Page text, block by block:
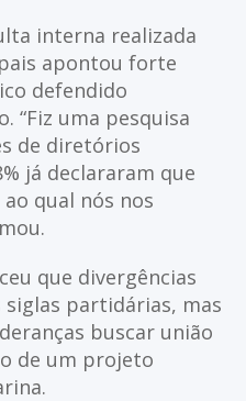
interna realizada
apontou forte
defendido
“Fiz uma pesquisa
de diretórios
já declararam que
qual nós nos
que divergências
partidárias, mas
buscar união
de um projeto